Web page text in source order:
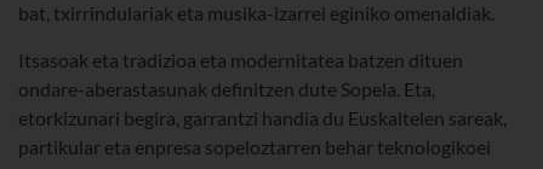
bat, txirrindulariak eta musika-izarrei eginiko omenaldiak.
Itsasoak eta tradizioa eta modernitatea batzen dituen
ondare-aberastasunak definitzen dute Sopela. Eta,
etorkizunari begira, garrantzi handia du Euskaltelen sareak,
partikular eta enpresa sopeloztarren behar teknologikoei